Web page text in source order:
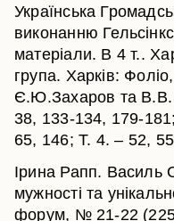
Українська
виконанню
матеріали. В 4 т..
група. Харків:
Є.Ю.Захаров та В.В.
38, 133-134, 179-
65, 146; Т. 4. – 52,
Ірина Рапп. Василь
мужності та
форум, № 21-22